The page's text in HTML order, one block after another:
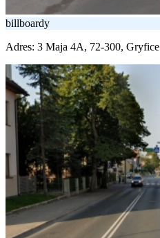
billboardy
Adres: 3 Maja 4A, 72-300, Gryfice